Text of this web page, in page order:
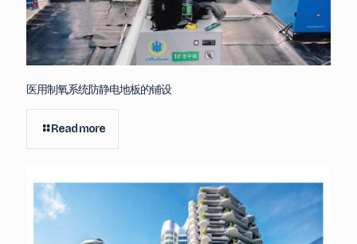
医用制氧系统防静电地板的铺设
Read more